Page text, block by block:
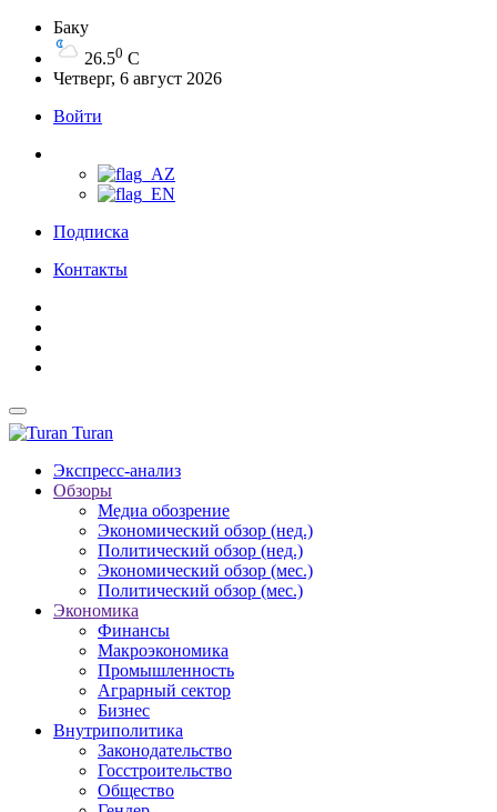
Баку
26.50 C
Четверг, 6 август 2026
Войти
Подписка
Контакты
Turan
Экспресс-анализ
Обзоры
Медиа обозрение
Экономический обзор (нед.)
Политический обзор (нед.)
Экономический обзор (мес.)
Политический обзор (мес.)
Экономика
Финансы
Макроэкономика
Промышленность
Аграрный сектор
Бизнес
Внутриполитика
Законодательство
Госстроительство
Общество